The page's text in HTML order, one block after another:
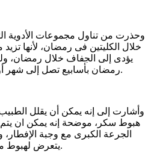
وحذرت من تناول مجموعات الأدوية
خلال الكليتين فى رمضان، لأنها
يؤدى إلى الجفاف خلال رمضان،
رمضان بأسابيع تصل إلى شهر أو شهر ونص، فانه يصوم بأمان.
وأشارت إلى إنه يمكن أن يقلل
هبوط سكر، موضحة إنه يمكن ان
الجرعة الكبرى مع وجبة
يتعرض لهبوط مستوى السكر أثناء فترة النهار.